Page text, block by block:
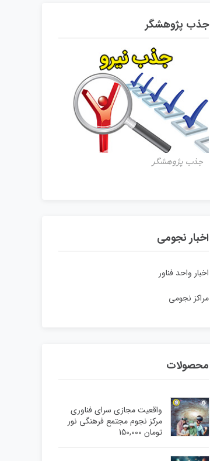
جذب پژوهشگر
جذب پژوهشگر
اخبار نجومی
اخبار واحد فناور
مراکز نجومی
محصولات
واقعیت مجازی سرای فناوری
مرکز نجوم مجتمع فرهنگی نور
تومان